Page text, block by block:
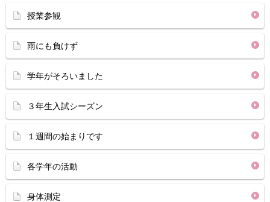
授業参観
雨にも負けず
学年がそろいました
３年生入試シーズン
１週間の始まりです
各学年の活動
身体測定